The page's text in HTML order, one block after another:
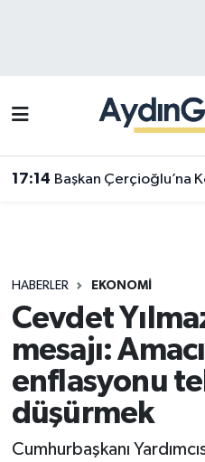
17:14 Başkan Çerçioğlu’na Köşk
HABERLER EKONOMI
Cevdet
mesajı:
enflasyonu
düşürmek
Cumhurbaşkanı
Efeler Trafik
Süper Lig Puan